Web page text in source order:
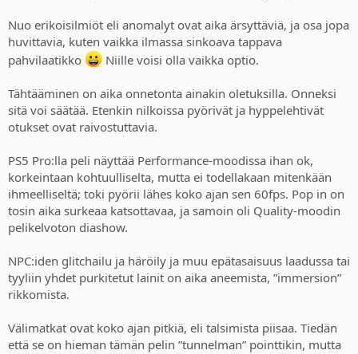
Nuo erikoisilmiöt eli anomalyt ovat aika ärsyttäviä, ja osa jopa
huvittavia, kuten vaikka ilmassa sinkoava tappava
pahvilaatikko
Niille voisi olla vaikka optio.
Tähtääminen on aika onnetonta ainakin oletuksilla. Onneksi
sitä voi säätää. Etenkin nilkoissa pyörivät ja hyppelehtivät
otukset ovat raivostuttavia.
PS5 Pro:lla peli näyttää Performance-moodissa ihan ok,
korkeintaan kohtuulliselta, mutta ei todellakaan mitenkään
ihmeelliseltä; toki pyörii lähes koko ajan sen 60fps. Pop in on
tosin aika surkeaa katsottavaa, ja samoin oli Quality-moodin
pelikelvoton diashow.
NPC:iden glitchailu ja häröily ja muu epätasaisuus laadussa tai
tyyliin yhdet purkitetut lainit on aika aneemista, ”immersion”
rikkomista.
Välimatkat ovat koko ajan pitkiä, eli talsimista piisaa. Tiedän
että se on hieman tämän pelin ”tunnelman” pointtikin, mutta